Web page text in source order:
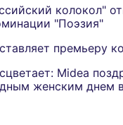
колокол"
"Поэзия"
премьеру
Midea
женским днем